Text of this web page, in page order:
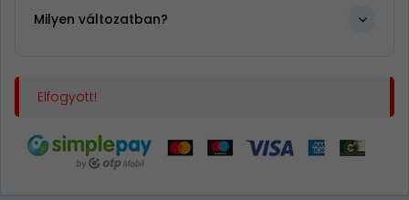
Milyen változatban?
Elfogyott!